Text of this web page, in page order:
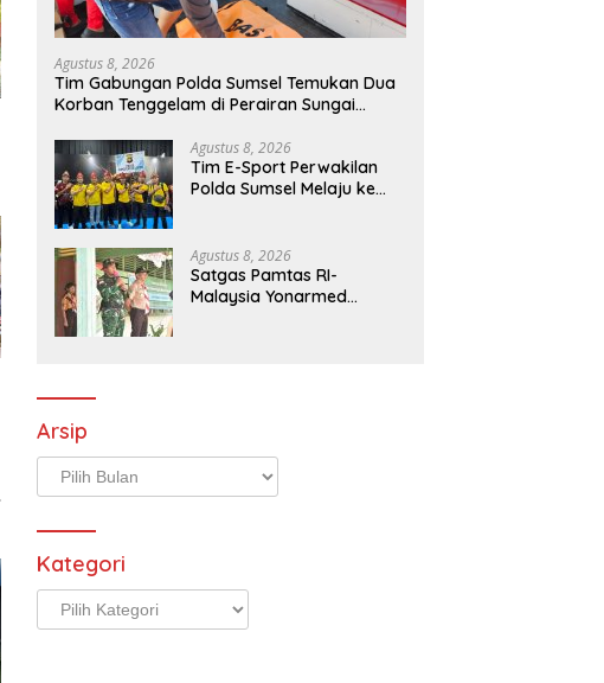
Agustus 8, 2026
Tim Gabungan Polda Sumsel Temukan Dua
Korban Tenggelam di Perairan Sungai
Agustus 8, 2026
Tim E-Sport Perwakilan
Polda Sumsel Melaju ke
Agustus 8, 2026
Satgas Pamtas RI-
Malaysia Yonarmed
Arsip
Arsip
Kategori
Kategori